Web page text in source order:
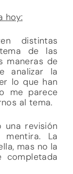
hoy:
distintas
de las
maneras de
analizar la
lo que han
me parece
al tema.
una revisión
La
mas no la